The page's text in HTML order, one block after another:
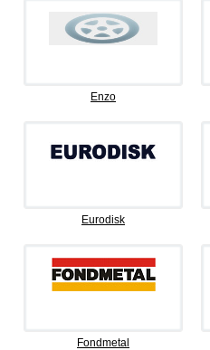
Enzo
Eurodisk
Fondmetal